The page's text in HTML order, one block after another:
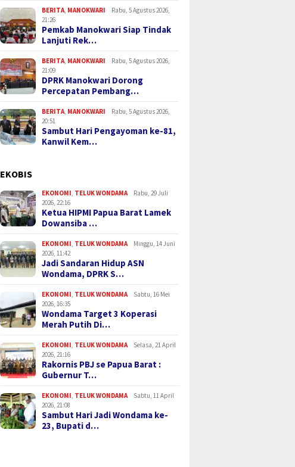
BERITA MANOKWARI
Rabu, 5 Agustus 2026,
21:26
Pemkab Manokwari Siap Tindak
Lanjuti Rek…
BERITA MANOKWARI
Rabu, 5 Agustus 2026,
21:09
DPRK Manokwari Dorong
Percepatan Pembang…
BERITA MANOKWARI
Rabu, 5 Agustus 2026,
20:51
Sambut Hari Pengayoman ke-81,
Kanwil Kem…
EKOBIS
EKONOMI TELUK WONDAMA
Rabu, 29 Juli
2026, 22:16
Ketua HIPMI Papua Barat Lamek
Dowansiba …
EKONOMI TELUK WONDAMA
Minggu, 14 Juni
2026, 11:42
Jadi Sandaran Hidup ASN
Wondama, DPRK S…
EKONOMI TELUK WONDAMA
Sabtu, 16 Mei
2026, 16:35
Wondama Target 3 Koperasi
Merah Putih Di…
EKONOMI TELUK WONDAMA
Selasa, 21 April
2026, 21:16
Rakornis PBJ se Papua Barat :
Gubernur T…
EKONOMI TELUK WONDAMA
Sabtu, 11 April
2026, 21:08
Sambut Hari Jadi Wondama ke-
23, Bupati d…